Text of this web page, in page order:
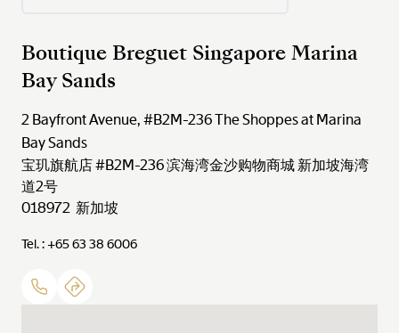
Boutique Breguet Singapore Marina
Bay Sands
2 Bayfront Avenue, #B2M-236 The Shoppes at Marina
Bay Sands
宝玑旗航店 #B2M-236 滨海湾金沙购物商城 新加坡海湾
道2号
018972 新加坡
Tel. : +65 63 38 6006